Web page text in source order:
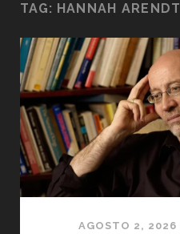
TAG: HANNAH ARENDT
AGOSTO 2, 2026